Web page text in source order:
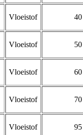
Vloeistof 40
Vloeistof 50
Vloeistof 60
Vloeistof 70
Vloeistof 95